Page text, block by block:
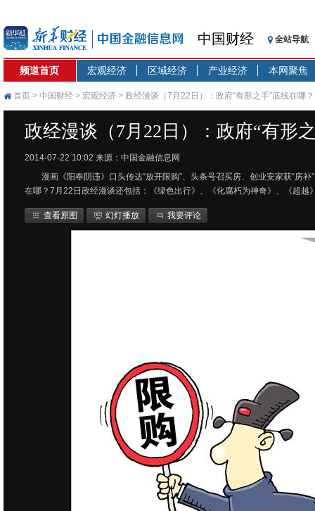
中国财经 全站导航
频道首页 宏观经济 区域经济 产业经济 本网聚焦
首页 > 中国财经 > 宏观经济 > 政经漫谈（7月22日）：政府“有形之手”底线在哪？
政经漫谈（7月22日）：政府“有形
2014-07-22 10:02 来源：中国金融信息网
漫画《阳奉阴违》口头传达“放开限购”、头条号召买房、创业安家获“房
在哪？7月22日政经漫谈还包括：《绿色出行》、《化腐朽为神奇》、《超越
查看原图 幻灯播放 我要评论